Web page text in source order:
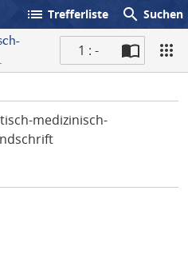
list Trefferliste search Suchen
1 : -
medizinisch-